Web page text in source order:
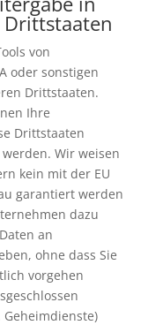
Drittstaaten
von
oder sonstigen
Drittstaaten.
Ihre
Drittstaaten
Wir weisen
kein mit der EU
garantiert werden
dazu
an
ohne dass Sie
vorgehen
Geheimdienste)